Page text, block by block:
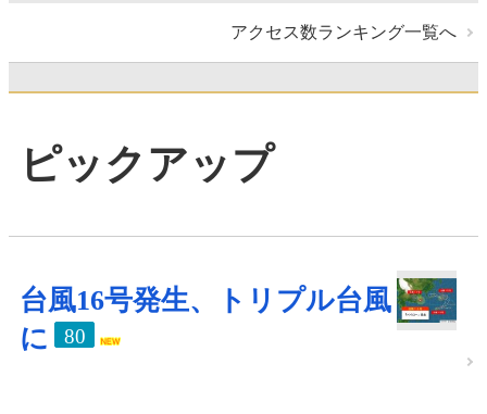
アクセス数ランキング一覧へ
ピックアップ
台風16号発生、トリプル台風
に
80